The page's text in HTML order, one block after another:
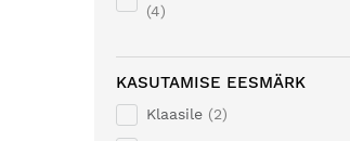
4
KASUTAMISE EESMÄRK
Klaasile
2